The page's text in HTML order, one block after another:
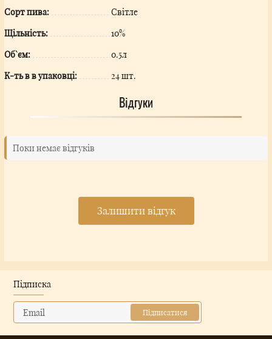
Сорт пива:
Світле
Щільність:
10%
Об`єм:
0.5л
К-ть в в упаковці:
24 шт.
Відгуки
Поки немає відгуків
Залишити відгук
Підписка
Підписатися